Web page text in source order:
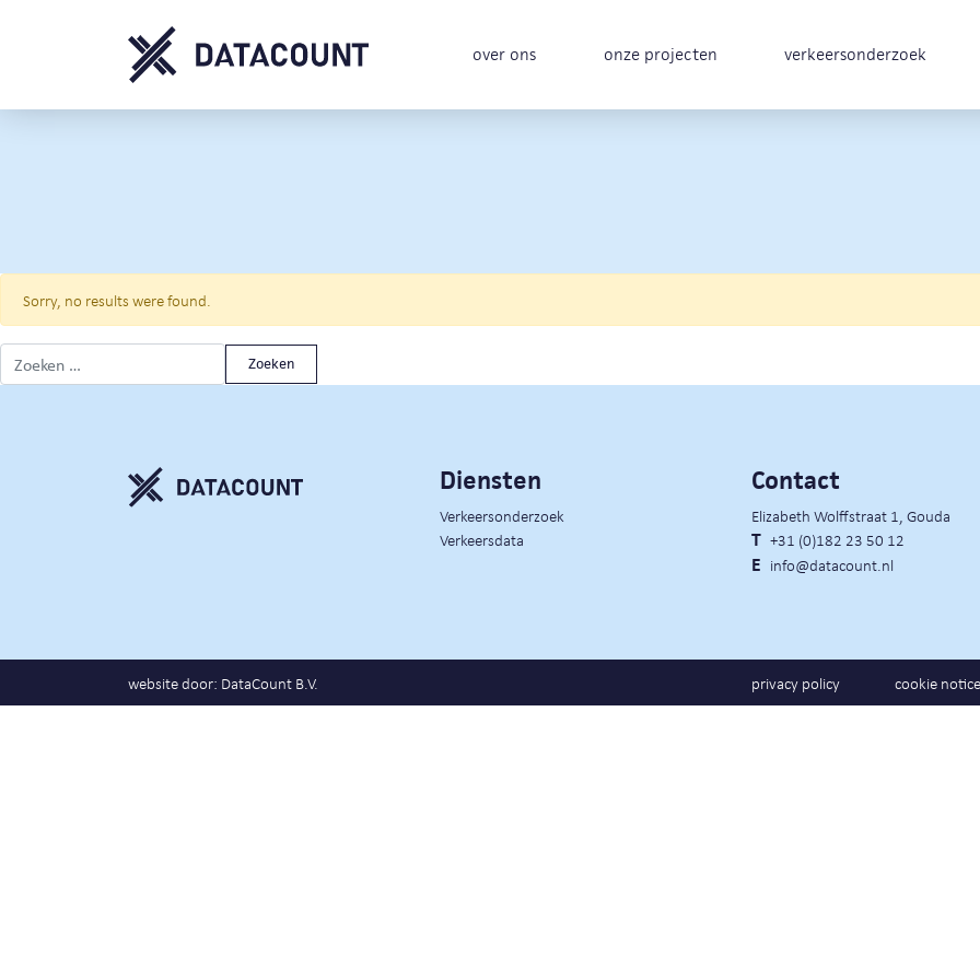
over ons onze projecten verkeersonderzoek
Sorry, no results were found.
Diensten
Verkeersonderzoek
Verkeersdata
Contact
Elizabeth Wolffstraat 1, Gouda
T +31 (0)182 23 50 12
E info@datacount.nl
website door: DataCount B.V. privacy policy cookie notice